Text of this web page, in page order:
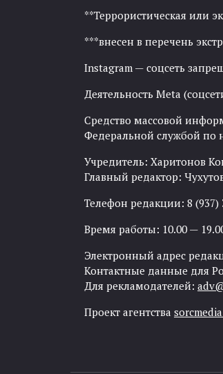
**Террористическая или
***внесен в перечень
Instagram — соцсеть
Деятельность Meta
Средство массовой
Федеральной службой по
Учредитель: Харитонов
Главный редактор:
Телефон редакции: 8 (937)
Время работы: 10.00 —
Электронный адрес
Контактные данные для
Для рекламодателей:
Проект агентства